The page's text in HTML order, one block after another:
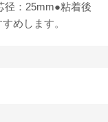
径：25mm●粘着後
めします。